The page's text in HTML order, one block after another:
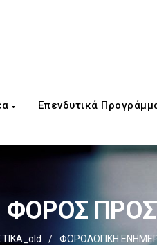
Επενδυτικά
ΦΟΡΟΣ
/ ΦΟΡΟΛΟΓΙΚΗ